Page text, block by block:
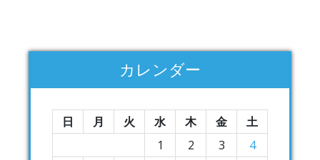
カレンダー
日 月 火 水 木 金
土
1
2 3
4